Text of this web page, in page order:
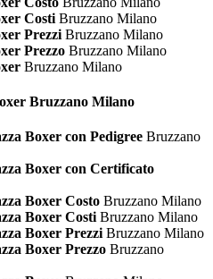
Costi Bruzzano Milano
Prezzi Bruzzano Milano
Prezzo Bruzzano Milano
Bruzzano Milano
Bruzzano Milano
Boxer con Pedigree Bruzzano
Boxer con Certificato
Boxer Costo Bruzzano Milano
Boxer Costi Bruzzano Milano
Boxer Prezzi Bruzzano Milano
Boxer Prezzo Bruzzano